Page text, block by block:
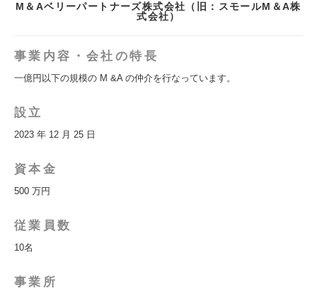
M＆Aベリーパートナーズ株式会社（旧：スモールM＆A株
式会社）
事業内容・会社の特長
一億円以下の規模の M &A の仲介を行なっています。
設立
2023 年 12 月 25 日
資本金
500 万円
従業員数
10名
事業所